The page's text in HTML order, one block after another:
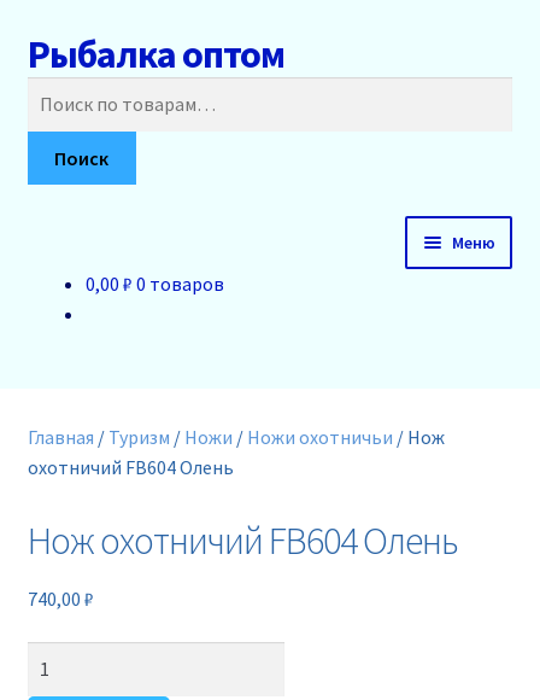
Перейти
к
навигации
Перейти
к
содержимому
Рыбалка оптом
Поиск
Меню
Доставка и оплата
Новинки
Контакты
0,00 ₽ 0 товаров
Главная / Туризм / Ножи / Ножи охотничьи / Нож
охотничий FB604 Олень
Нож охотничий FB604 Олень
740,00 ₽